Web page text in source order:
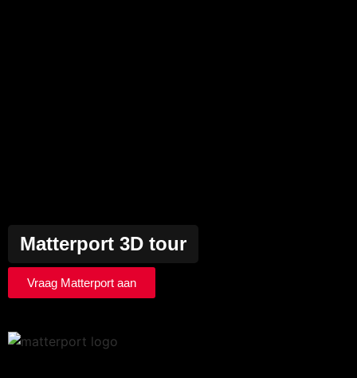
Matterport 3D tour
Vraag Matterport aan